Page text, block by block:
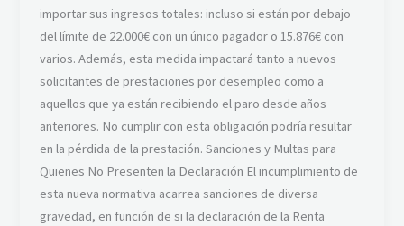
importar sus ingresos totales: incluso si están por debajo
del límite de 22.000€ con un único pagador o 15.876€ con
varios. Además, esta medida impactará tanto a nuevos
solicitantes de prestaciones por desempleo como a
aquellos que ya están recibiendo el paro desde años
anteriores. No cumplir con esta obligación podría resultar
en la pérdida de la prestación. Sanciones y Multas para
Quienes No Presenten la Declaración El incumplimiento de
esta nueva normativa acarrea sanciones de diversa
gravedad, en función de si la declaración de la Renta